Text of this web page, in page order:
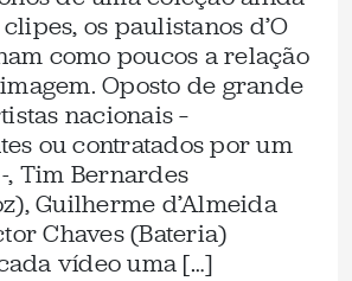
os paulistanos d’O
como poucos a relação
Oposto de grande
nacionais –
ou contratados por um
, Tim Bernardes
Guilherme d’Almeida
Chaves (Bateria)
vídeo uma […]